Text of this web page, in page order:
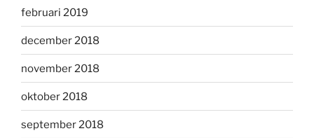
februari 2019
december 2018
november 2018
oktober 2018
september 2018